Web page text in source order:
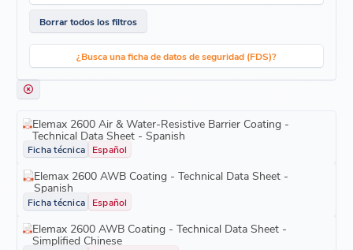
Borrar todos los filtros
¿Busca una ficha de datos de seguridad (FDS)?
Elemax 2600 Air & Water-Resistive Barrier Coating -
Technical Data Sheet - Spanish
Ficha técnica Español
Elemax 2600 AWB Coating - Technical Data Sheet -
Spanish
Ficha técnica Español
Elemax 2600 AWB Coating - Technical Data Sheet -
Simplified Chinese